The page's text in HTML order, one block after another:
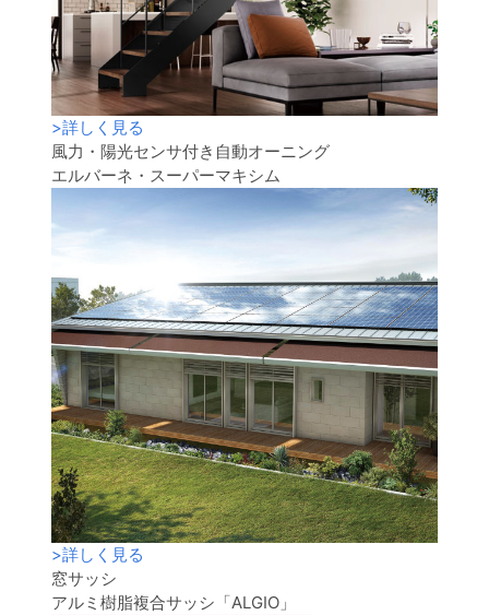
>詳しく見る
風力・陽光センサ付き自動オーニング
エルバーネ・スーパーマキシム
>詳しく見る
窓サッシ
アルミ樹脂複合サッシ「ALGIO」